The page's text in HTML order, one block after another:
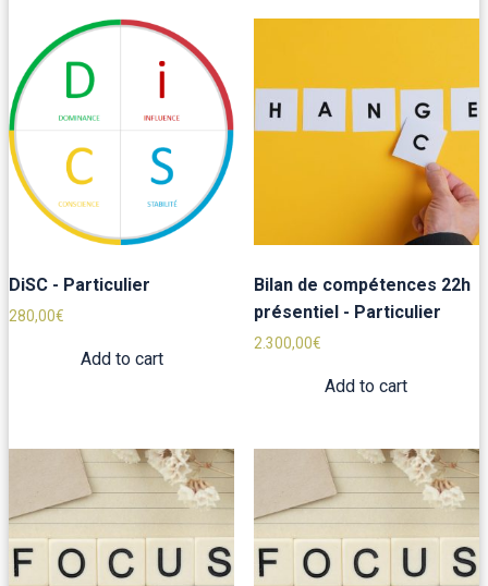
DiSC - Particulier
280,00€
Add to cart
Bilan de compétences 22h
présentiel - Particulier
2.300,00€
Add to cart